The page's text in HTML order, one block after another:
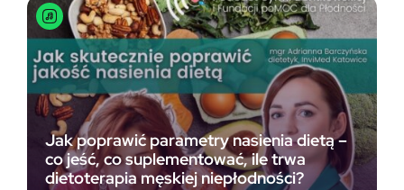
Jak poprawić parametry nasienia dietą –
co jeść, co suplementować, ile trwa
dietoterapia męskiej niepłodności?